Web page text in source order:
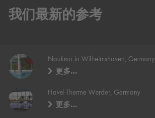
我们最新的参考
Nautimo in Wilhelmshaven, Germany
更多…
Havel-Therme Werder, Germany
更多…